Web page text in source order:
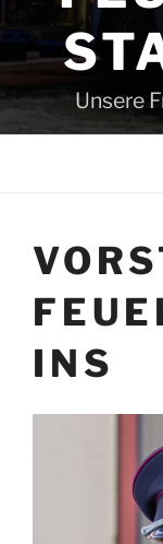
Unsere
INS